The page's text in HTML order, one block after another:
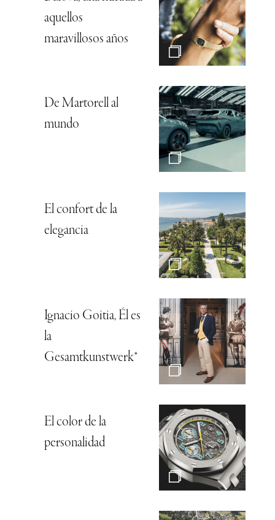
aquellos
maravillosos años
De Martorell al
mundo
El confort de la
elegancia
Ignacio Goitia, Él es
la
Gesamtkunstwerk*
El color de la
personalidad